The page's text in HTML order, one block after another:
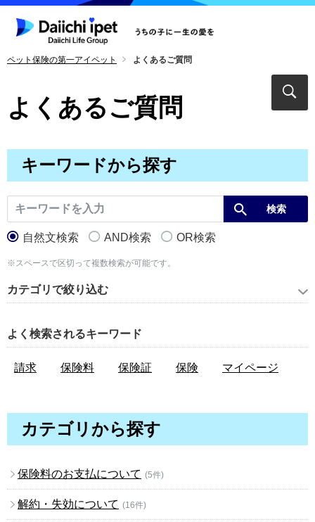
ペット保険の第一アイペット よくあるご質問
よくあるご質問
キーワードから探す
自然文検索 AND検索 OR検索
※スペースで区切って複数検索が可能です。
カテゴリで絞り込む
よく検索されるキーワード
請求 保険料 保険証 保険 マイページ
カテゴリから探す
保険料のお支払について (5件)
解約・失効について (16件)